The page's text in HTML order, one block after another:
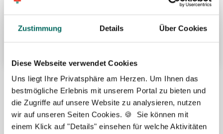
Zustimmung Details Über Cookies
Diese Webseite verwendet Cookies
Uns liegt Ihre Privatsphäre am Herzen. Um Ihnen das
bestmögliche Erlebnis mit unserem Portal zu bieten und
die Zugriffe auf unsere Website zu analysieren, nutzen
wir auf unseren Seiten Cookies. 🍪 Sie können mit
einem Klick auf "Details" einsehen für welche Aktivitäten
Fort- und Weiterbildung
Weitere attraktive Merkmale
Hier finden Sie aktuelle Stellenangebote in Ihrer
Wunschregion:
Aachen|Augsburg|Bautzen|Berlin| Bielefeld|Düsseldorf|
Freiburg|Hamburg|Heidelberg|Ingolstadt|Karlsruhe|Kassel|